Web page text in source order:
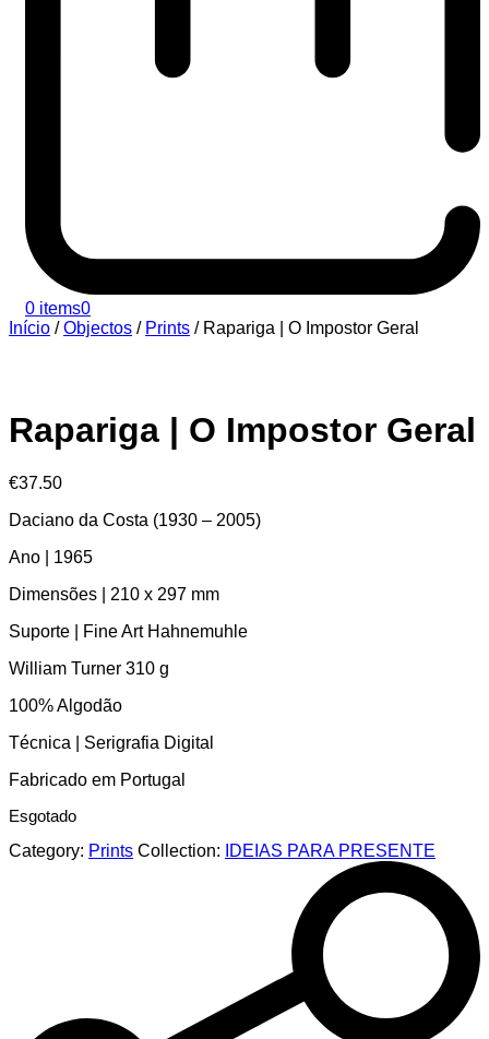
0 items0
Início /Objectos / Prints / Rapariga | O Impostor Geral
Rapariga | O Impostor Geral
€37.50
Daciano da Costa (1930 – 2005)
Ano | 1965
Dimensões | 210 x 297 mm
Suporte | Fine Art Hahnemuhle
William Turner 310 g
100% Algodão
Técnica | Serigrafia Digital
Fabricado em Portugal
Esgotado
Category: Prints Collection: IDEIAS PARA PRESENTE